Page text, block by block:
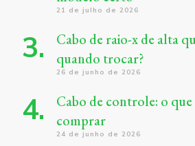
21 de julho de 2026
Cabo de raio-x de alta
quando trocar?
26 de junho de 2026
Cabo de controle: o que
comprar
24 de junho de 2026